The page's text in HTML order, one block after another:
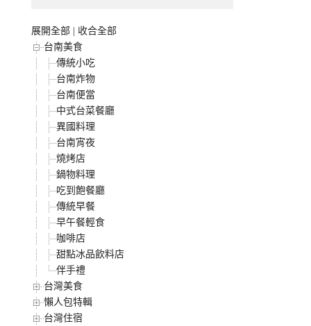
展開全部
收合全部
台南美食
傳統小吃
台南炸物
台南便當
中式台菜餐廳
異國料理
台南宵夜
燒烤店
鍋物料理
吃到飽餐廳
傳統早餐
早午餐輕食
咖啡店
甜點冰品飲料店
伴手禮
台灣美食
懶人包特輯
台灣住宿